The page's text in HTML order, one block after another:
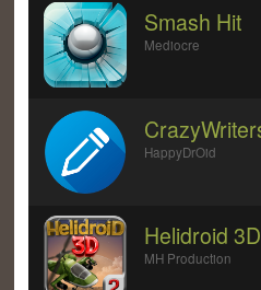
Smash Hit
Mediocre
HappyDrOid
Helidroid
MH Production